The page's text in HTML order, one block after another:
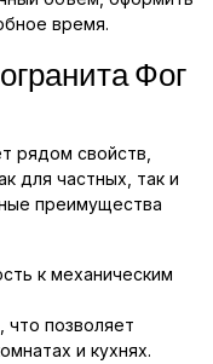
время.
Фог
рядом свойств,
для частных, так и
преимущества
к механическим
что позволяет
и кухнях.